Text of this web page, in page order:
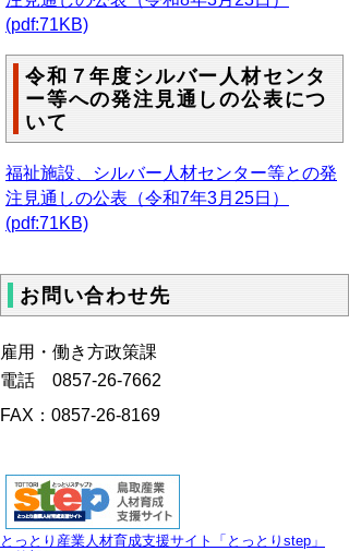
(pdf:71KB)
令和７年度シルバー人材センタ
ー等への発注見通しの公表につ
いて
福祉施設、シルバー人材センター等との発
注見通しの公表（令和7年3月25日）
(pdf:71KB)
お問い合わせ先
雇用・働き方政策課
電話 0857-26-7662
FAX：0857-26-8169
とっとり産業人材育成支援サイト「とっとりstep」